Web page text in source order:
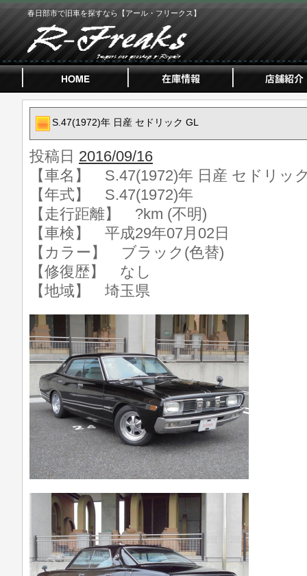
春日部市で旧車を探すなら【アール・フリークス】
S.47(1972)年 日産 セドリック GL
投稿日 2016/09/16
【車名】 S.47(1972)年 日産 セドリッ
【年式】 S.47(1972)年
【走行距離】 ?km (不明)
【車検】 平成29年07月02日
【カラー】 ブラック(色替)
【修復歴】 なし
【地域】 埼玉県